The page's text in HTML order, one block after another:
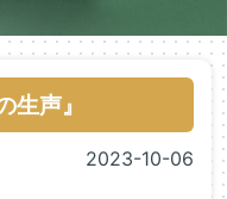
生声』
2023-10-06